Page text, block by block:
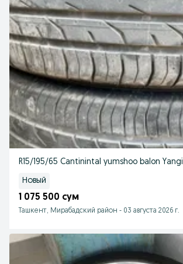
R15/195/65 Cantinintal yumshoo balon Yangi
Новый
1 075 500 сум
Ташкент, Мирабадский район - 03 августа 2026 г.